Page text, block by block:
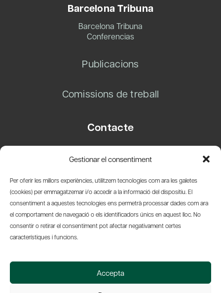
Gestionar el consentiment
Per oferir les millors experiències, utilitzem tecnologies com ara les galetes
(cookies) per emmagatzemar i/o accedir a la informació del dispositiu. El
consentiment a aquestes tecnologies ens permetrà processar dades com ara
el comportament de navegació o els identificadors únics en aquest lloc. No
consentir o retirar el consentiment pot afectar negativament certes
característiques i funcions.
Accepta
Barcelona Tribuna
Barcelona Tribuna
Conferencias
Publicacions
Comissions de treball
Contacte
08003 Barcelona
info@amicsdelpais.com
Suscripció Newsletter
© 2026 Societat Econòmica Barcelonesa d'Amics del País